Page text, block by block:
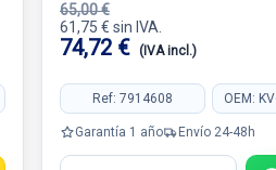
65,00 €
61,75 € sin IVA.
74,72 € (IVA incl.)
Ref: 7914608 OEM:
Garantía 1 año Envío 24-48h